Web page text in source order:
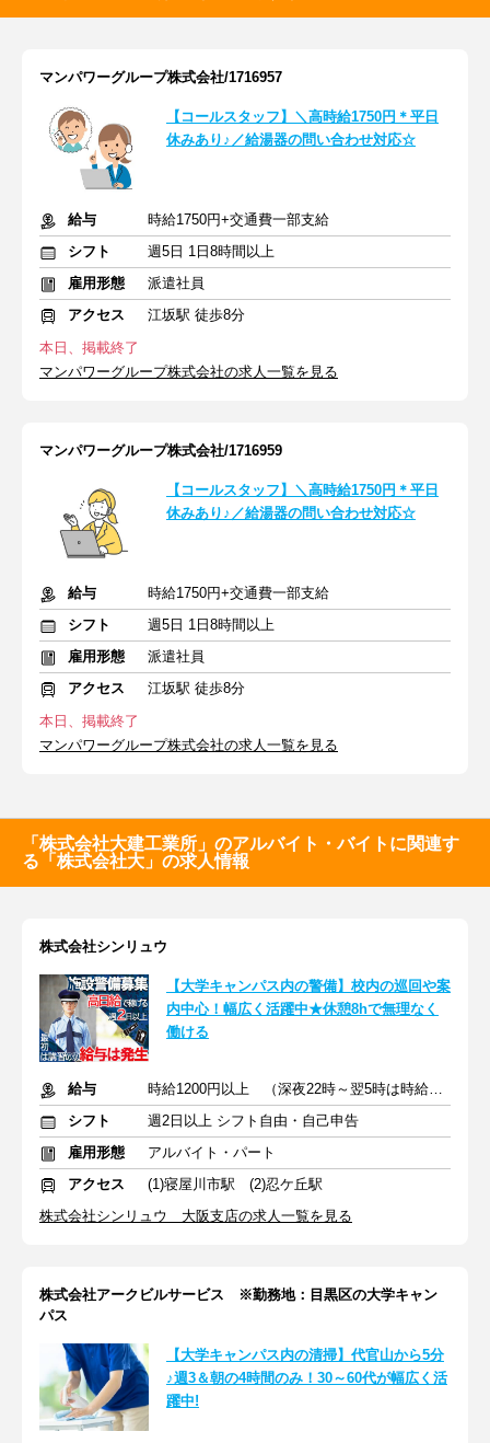
マンパワーグループ株式会社/1716957
【コールスタッフ】＼高時給1750円＊平日
休みあり♪／給湯器の問い合わせ対応☆
給与
時給1750円+交通費一部支給
シフト
週5日 1日8時間以上
雇用形態
派遣社員
アクセス
江坂駅 徒歩8分
本日、掲載終了
マンパワーグループ株式会社の求人一覧を見る
マンパワーグループ株式会社/1716959
【コールスタッフ】＼高時給1750円＊平日
休みあり♪／給湯器の問い合わせ対応☆
給与
時給1750円+交通費一部支給
シフト
週5日 1日8時間以上
雇用形態
派遣社員
アクセス
江坂駅 徒歩8分
本日、掲載終了
マンパワーグループ株式会社の求人一覧を見る
「株式会社大建工業所」のアルバイト・バイトに関連す
る「株式会社大」の求人情報
株式会社シンリュウ
【大学キャンパス内の警備】校内の巡回や案
内中心！幅広く活躍中★休憩8hで無理なく
働ける
給与
時給1200円以上 （深夜22時～翌5時は時給1,500円）
シフト
週2日以上 シフト自由・自己申告
雇用形態
アルバイト・パート
アクセス
(1)寝屋川市駅 (2)忍ケ丘駅
株式会社シンリュウ 大阪支店の求人一覧を見る
株式会社アークビルサービス ※勤務地：目黒区の大学キャン
パス
【大学キャンパス内の清掃】代官山から5分
♪週3＆朝の4時間のみ！30～60代が幅広く活
躍中!